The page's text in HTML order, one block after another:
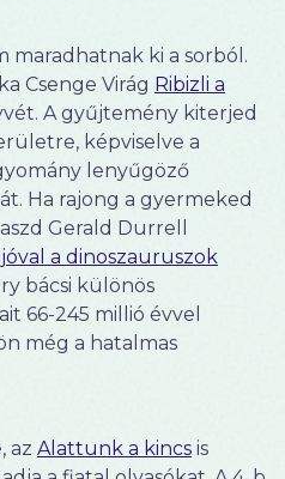
maradhatnak ki a sorból.
Csenge Virág Ribizli a
A gyűjtemény kiterjed
képviselve a
lenyűgöző
Ha rajong a gyermeked
Gerald Durrell
a dinoszauruszok
bácsi különös
66-245 millió évvel
még a hatalmas
az Alattunk a kincs is